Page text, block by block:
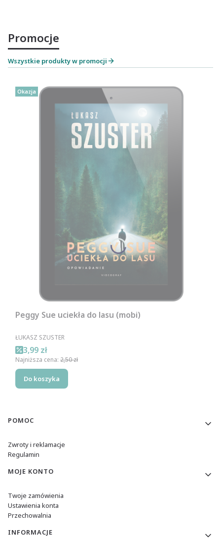
Promocje
Wszystkie produkty w promocji
Okazja
Peggy Sue uciekła do lasu (mobi)
PRODUCENT
ŁUKASZ SZUSTER
Cena promocyjna
3,99 zł
Najniższa cena: 2,50 zł
Do koszyka
Linki w stopce
POMOC
Zwroty i reklamacje
Regulamin
MOJE KONTO
Twoje zamówienia
Ustawienia konta
Przechowalnia
INFORMACJE